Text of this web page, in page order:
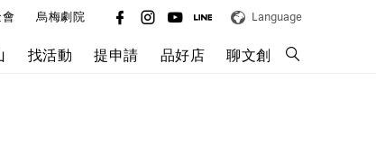
烏梅劇院 Language
找活動 提申請 品好店 聊文創